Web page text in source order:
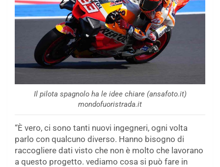
Il pilota spagnolo ha le idee chiare (ansafoto.it)
mondofuoristrada.it
“È vero, ci sono tanti nuovi ingegneri, ogni volta
parlo con qualcuno diverso. Hanno bisogno di
raccogliere dati visto che non è molto che lavorano
a questo progetto. vediamo cosa si può fare in